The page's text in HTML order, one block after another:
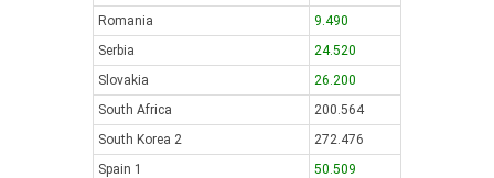
Romania
9.490
Serbia
24.520
Slovakia
26.200
South Africa
200.564
South Korea 2
272.476
Spain 1
50.509